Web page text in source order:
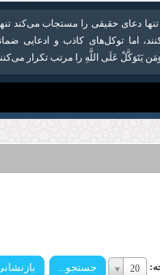
دعای حقیقی را مستجاب می‌کند
اما توکل‌های کاذب و ادعایی
یَتَوَكَّلْ عَلَى اللَّهِ را مرتب تکرار
20
تعداد